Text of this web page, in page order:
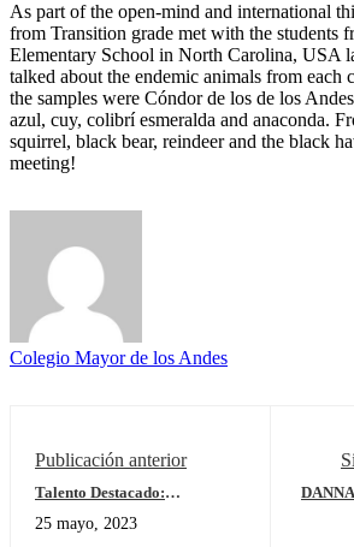
As part of the open-mind and international
from Transition grade met with the students
Elementary School in North Carolina, USA
talked about the endemic animals from each
the samples were Cóndor de los de los
azul, cuy, colibrí esmeralda and anaconda.
squirrel, black bear, reindeer and the black
meeting!
Colegio Mayor de los Andes
Publicación anterior
Talento Destacado:
25 mayo, 2023